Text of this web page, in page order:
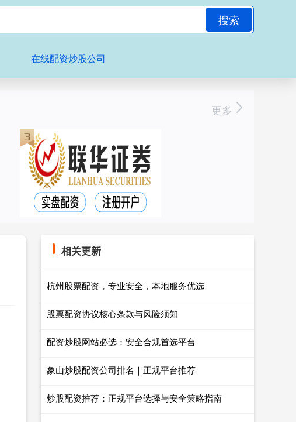
搜索
在线配资炒股公司
更多
相关更新
杭州股票配资，专业安全，本地服务优选
股票配资协议核心条款与风险须知
配资炒股网站必选：安全合规首选平台
象山炒股配资公司排名｜正规平台推荐
炒股配资推荐：正规平台选择与安全策略指南